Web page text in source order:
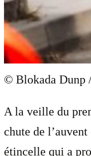
© Blokada Dunp
A la veille du
chute de
étincelle qui a